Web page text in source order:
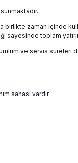
zaman içinde
sayesinde toplam
ve servis
sahası vardır.